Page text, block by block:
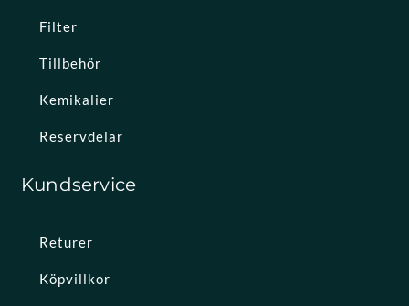
Filter
Tillbehör
Kemikalier
Reservdelar
Kundservice
Returer
Köpvillkor